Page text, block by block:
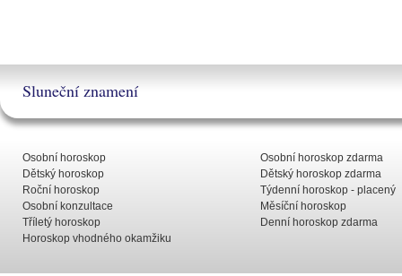
Sluneční znamení
Osobní horoskop
Dětský horoskop
Roční horoskop
Osobní konzultace
Tříletý horoskop
Horoskop vhodného okamžiku
Osobní horoskop zdarma
Dětský horoskop zdarma
Týdenní horoskop - placený
Měsíční horoskop
Denní horoskop zdarma